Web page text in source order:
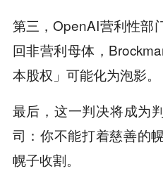
第三，OpenAI营利性部
回非营利母体，
本股权」可能化为泡影。
最后，这一判决将成为
司：你不能打着慈善的
幌子收割。